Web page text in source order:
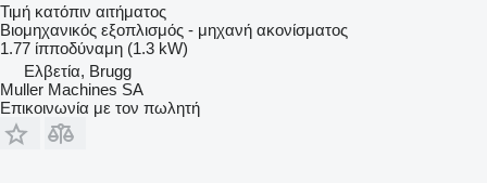
Τιμή κατόπιν αιτήματος
Βιομηχανικός εξοπλισμός - μηχανή ακονίσματος
1.77 ίπποδύναμη (1.3 kW)
Ελβετία, Brugg
Muller Machines SA
Επικοινωνία με τον πωλητή